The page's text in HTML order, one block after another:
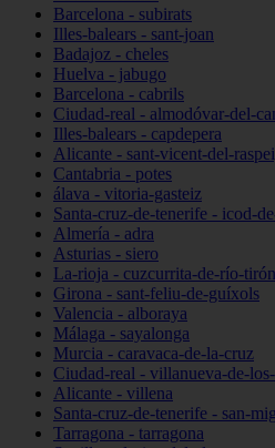
Barcelona - subirats
Illes-balears - sant-joan
Badajoz - cheles
Huelva - jabugo
Barcelona - cabrils
Ciudad-real - almodóvar-del-
Illes-balears - capdepera
Alicante - sant-vicent-del-
Cantabria - potes
álava - vitoria-gasteiz
Santa-cruz-de-tenerife - icod-
Almería - adra
Asturias - siero
La-rioja - cuzcurrita-de-río-tirón
Girona - sant-feliu-de-guíxols
Valencia - alboraya
Málaga - sayalonga
Murcia - caravaca-de-la-cruz
Ciudad-real - villanueva-de-
Alicante - villena
Santa-cruz-de-tenerife - san-
Tarragona - tarragona